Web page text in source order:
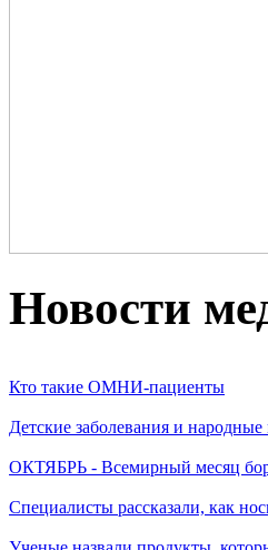
Новости
Кто такие ОМНИ-пациенты
Детские заболевания и
ОКТЯБРЬ - Всемирный месяц
Специалисты рассказали, как